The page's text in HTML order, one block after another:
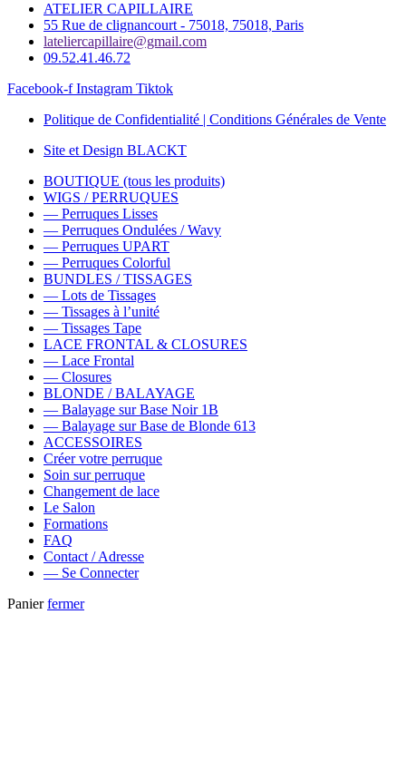
ATELIER CAPILLAIRE
55 Rue de clignancourt - 75018, 75018, Paris
lateliercapillaire@gmail.com
09.52.41.46.72
Facebook-f Instagram Tiktok
Politique de Confidentialité | Conditions Générales de Vente
Site et Design BLACKT
BOUTIQUE (tous les produits)
WIGS / PERRUQUES
— Perruques Lisses
— Perruques Ondulées / Wavy
— Perruques UPART
— Perruques Colorful
BUNDLES / TISSAGES
— Lots de Tissages
— Tissages à l’unité
— Tissages Tape
LACE FRONTAL & CLOSURES
— Lace Frontal
— Closures
BLONDE / BALAYAGE
— Balayage sur Base Noir 1B
— Balayage sur Base de Blonde 613
ACCESSOIRES
Créer votre perruque
Soin sur perruque
Changement de lace
Le Salon
Formations
FAQ
Contact / Adresse
— Se Connecter
Panier fermer